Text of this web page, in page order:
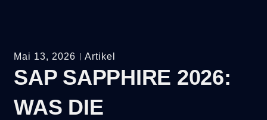
Mai 13, 2026 Artikel
SAP SAPPHIRE 2026:
WAS DIE